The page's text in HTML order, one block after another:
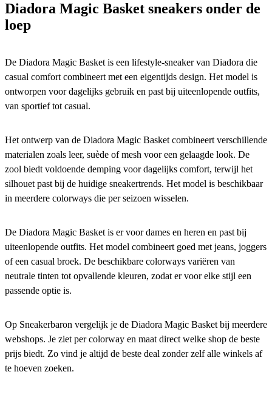
Diadora Magic Basket sneakers onder de
loep
De Diadora Magic Basket is een lifestyle-sneaker van Diadora die
casual comfort combineert met een eigentijds design. Het model is
ontworpen voor dagelijks gebruik en past bij uiteenlopende outfits,
van sportief tot casual.
Het ontwerp van de Diadora Magic Basket combineert verschillende
materialen zoals leer, suède of mesh voor een gelaagde look. De
zool biedt voldoende demping voor dagelijks comfort, terwijl het
silhouet past bij de huidige sneakertrends. Het model is beschikbaar
in meerdere colorways die per seizoen wisselen.
De Diadora Magic Basket is er voor dames en heren en past bij
uiteenlopende outfits. Het model combineert goed met jeans, joggers
of een casual broek. De beschikbare colorways variëren van
neutrale tinten tot opvallende kleuren, zodat er voor elke stijl een
passende optie is.
Op Sneakerbaron vergelijk je de Diadora Magic Basket bij meerdere
webshops. Je ziet per colorway en maat direct welke shop de beste
prijs biedt. Zo vind je altijd de beste deal zonder zelf alle winkels af
te hoeven zoeken.